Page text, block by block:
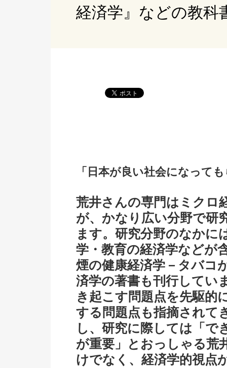
経済学』などの教科
「日本が良い社会になって
荒井さんの専門はミクロ
が、かなり広い分野で研
ます。研究分野のなかに
学・教育の経済学などが
煙の健康経済学－タバコ
済学の著書も刊行してい
き起こす問題点を先駆的
する問題点も指摘されて
し、研究に際しては「で
が重要」とおっしゃる荒
けでなく、経済学的視点